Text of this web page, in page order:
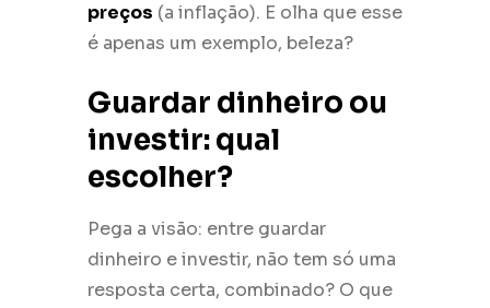
preços (a inflação). E olha que esse
é apenas um exemplo, beleza?
Guardar dinheiro ou
investir: qual
escolher?
Pega a visão: entre guardar
dinheiro e investir, não tem só uma
resposta certa, combinado? O que